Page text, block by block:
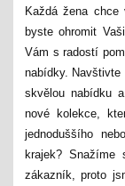
Každá žena
byste ohromit
Vám s radostí
nabídky. Navštivte
skvělou nabídku
nové kolekce,
jednoduššího
krajek?
zákazník, proto